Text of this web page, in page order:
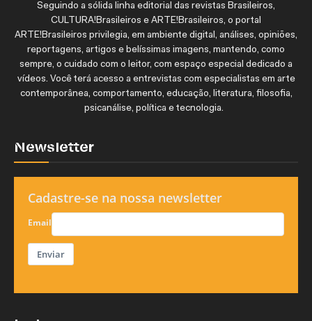
Seguindo a sólida linha editorial das revistas Brasileiros,
CULTURA!Brasileiros e ARTE!Brasileiros, o portal
ARTE!Brasileiros privilegia, em ambiente digital, análises, opiniões,
reportagens, artigos e belíssimas imagens, mantendo, como
sempre, o cuidado com o leitor, com espaço especial dedicado a
vídeos. Você terá acesso a entrevistas com especialistas em arte
contemporânea, comportamento, educação, literatura, filosofia,
psicanálise, política e tecnologia.
Newsletter
Cadastre-se na nossa newsletter
Email
Enviar